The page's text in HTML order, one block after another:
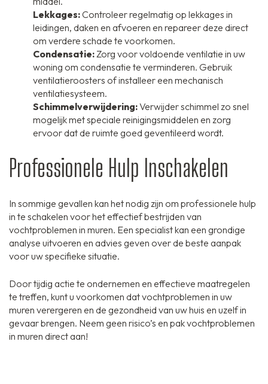
Lekkages:Controleer regelmatig op lekkages in
leidingen, daken en afvoeren en repareer deze direct
om verdere schade te voorkomen.
Condensatie:Zorg voor voldoende ventilatie in uw
woning om condensatie te verminderen. Gebruik
ventilatieroosters of installeer een mechanisch
ventilatiesysteem.
Schimmelverwijdering:Verwijder schimmel zo snel
mogelijk met speciale reinigingsmiddelen en zorg
ervoor dat de ruimte goed geventileerd wordt.
Professionele Hulp Inschakelen
In sommige gevallen kan het nodig zijn om professionele hulp
in te schakelen voor het effectief bestrijden van
vochtproblemen in muren. Een specialist kan een grondige
analyse uitvoeren en advies geven over de beste aanpak
voor uw specifieke situatie.
Door tijdig actie te ondernemen en effectieve maatregelen
te treffen, kunt u voorkomen dat vochtproblemen in uw
muren verergeren en de gezondheid van uw huis en uzelf in
gevaar brengen. Neem geen risico’s en pak vochtproblemen
in muren direct aan!